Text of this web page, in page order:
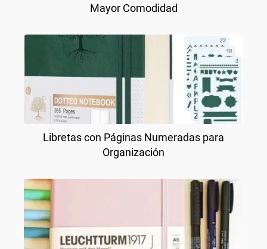
Mayor Comodidad
Libretas con Páginas Numeradas para
Organización